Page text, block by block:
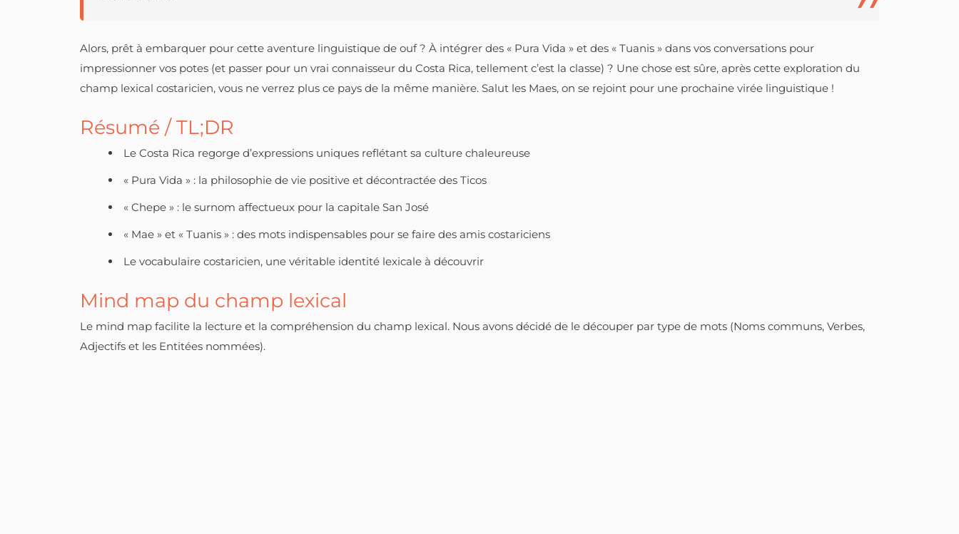
Alors, prêt à embarquer pour cette aventure linguistique de ouf ? À intégrer des « Pura Vida » et des « Tuanis » dans vos conversations pour
impressionner vos potes (et passer pour un vrai connaisseur du Costa Rica, tellement c’est la classe) ? Une chose est sûre, après cette exploration du
champ lexical costaricien, vous ne verrez plus ce pays de la même manière. Salut les Maes, on se rejoint pour une prochaine virée linguistique !
Résumé / TL;DR
Le Costa Rica regorge d’expressions uniques reflétant sa culture chaleureuse
« Pura Vida » : la philosophie de vie positive et décontractée des Ticos
« Chepe » : le surnom affectueux pour la capitale San José
« Mae » et « Tuanis » : des mots indispensables pour se faire des amis costariciens
Le vocabulaire costaricien, une véritable identité lexicale à découvrir
Mind map du champ lexical
Le mind map facilite la lecture et la compréhension du champ lexical. Nous avons décidé de le découper par type de mots (Noms communs, Verbes,
Adjectifs et les Entitées nommées).